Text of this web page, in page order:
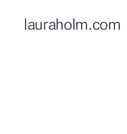
lauraholm.com